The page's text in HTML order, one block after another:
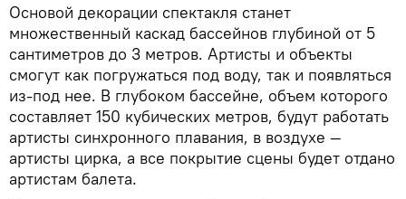
Основой декорации спектакля станет
множественный каскад бассейнов глубиной от 5
сантиметров до 3 метров. Артисты и объекты
смогут как погружаться под воду, так и появляться
из-под нее. В глубоком бассейне, объем которого
составляет 150 кубических метров, будут работать
артисты синхронного плавания, в воздухе —
артисты цирка, а все покрытие сцены будет отдано
артистам балета.